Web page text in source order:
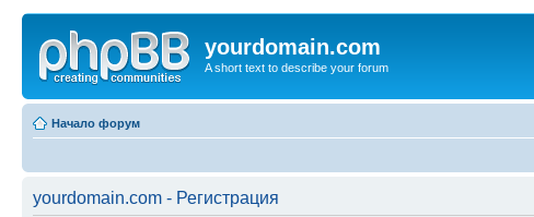
yourdomain.com
A short text to describe your forum
Начало форум
yourdomain.com - Регистрация